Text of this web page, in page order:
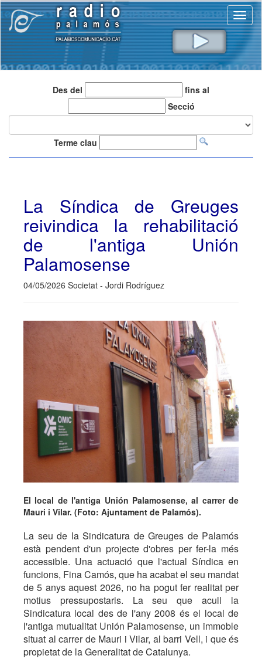
Des del
fins al
Secció
Terme clau
La Síndica de Greuges
reivindica la rehabilitació
de l'antiga Unión
Palamosense
04/05/2026 Societat - Jordi Rodríguez
El local de l'antiga Unión Palamosense, al carrer de
Mauri i Vilar. (Foto: Ajuntament de Palamós).
La seu de la Sindicatura de Greuges de Palamós
està pendent d'un projecte d'obres per fer-la més
accessible. Una actuació que l'actual Síndica en
funcions, Fina Camós, que ha acabat el seu mandat
de 5 anys aquest 2026, no ha pogut fer realitat per
motius pressupostaris. La seu que acull la
Sindicatura local des de l'any 2008 és el local de
l'antiga mutualitat Unión Palamosense, un immoble
situat al carrer de Mauri i Vilar, al barri Vell, i que és
propietat de la Generalitat de Catalunya.